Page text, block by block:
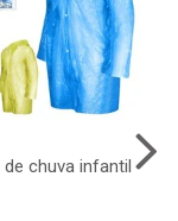
de chuva infantil